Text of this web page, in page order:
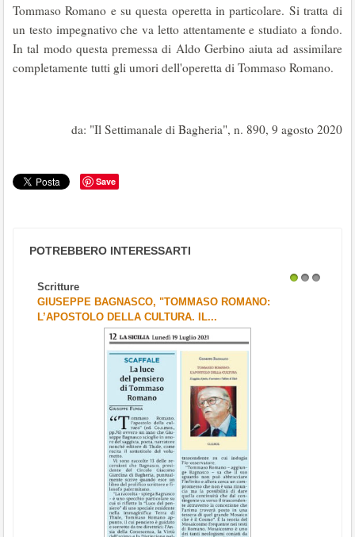
Tommaso Romano e su questa operetta in particolare. Si tratta di
un testo impegnativo che va letto attentamente e studiato a fondo.
In tal modo questa premessa di Aldo Gerbino aiuta ad assimilare
completamente tutti gli umori dell'operetta di Tommaso Romano.
da: "Il Settimanale di Bagheria", n. 890, 9 agosto 2020
Save
POTREBBERO INTERESSARTI
Scritture
GIUSEPPE BAGNASCO, "TOMMASO ROMANO:
L’APOSTOLO DELLA CULTURA. IL...